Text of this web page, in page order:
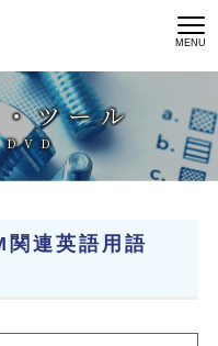
MENU
ツール
DVD
連英語用語